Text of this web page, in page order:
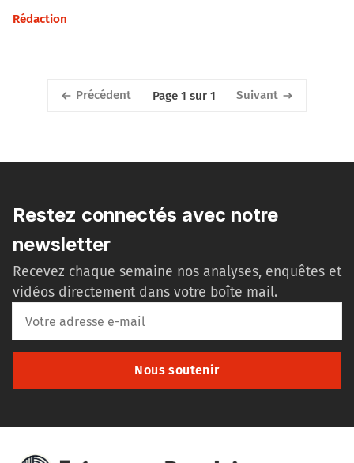
Rédaction
Précédent Page 1 sur 1 Suivant
Restez connectés avec notre
newsletter
Recevez chaque semaine nos analyses, enquêtes et
vidéos directement dans votre boîte mail.
Nous soutenir